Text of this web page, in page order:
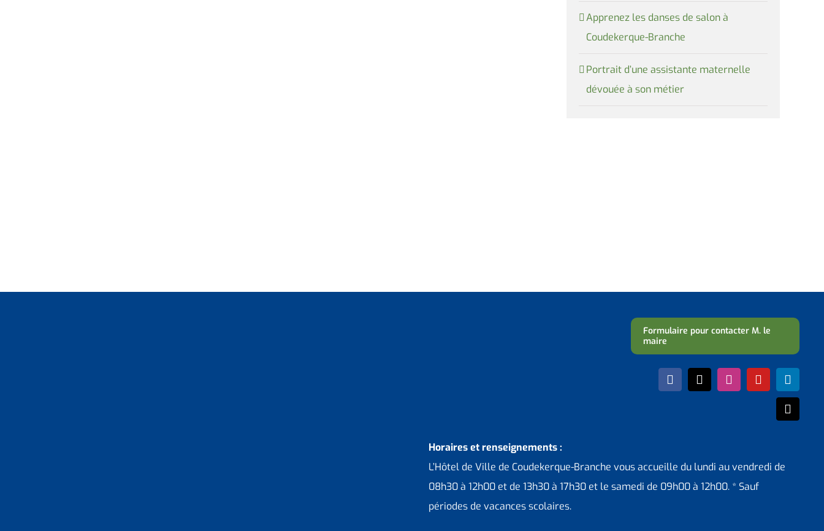
Apprenez les danses de salon à
Coudekerque-Branche
Portrait d’une assistante maternelle
dévouée à son métier
Formulaire pour contacter M. le
maire
Horaires et renseignements :
L’Hôtel de Ville de Coudekerque-Branche vous accueille du lundi au vendredi de
08h30 à 12h00 et de 13h30 à 17h30 et le samedi de 09h00 à 12h00. * Sauf
périodes de vacances scolaires.